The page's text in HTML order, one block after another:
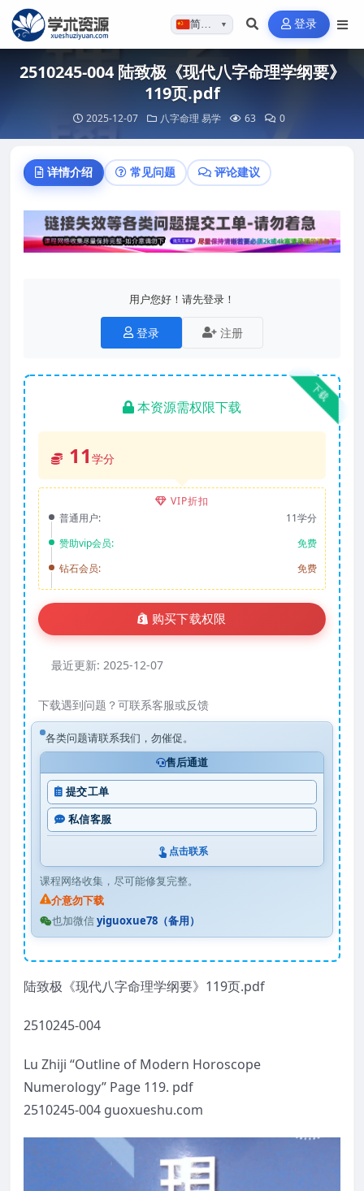
简体…▼ 登录
2510245-004 陆致极《现代八字命理学纲要》
119页.pdf
2025-12-07 八字命理 易学 63 0
详情介绍 常见问题 评论建议
用户您好！请先登录！
登录 注册
下载
本资源需权限下载
11 学分
VIP折扣
普通用户:
11学分
赞助vip会员:
免费
钻石会员:
免费
购买下载权限
最近更新: 2025-12-07
下载遇到问题？可联系客服或反馈
各类问题请联系我们，勿催促。
售后通道
提交工单
私信客服
点击联系
课程网络收集，尽可能修复完整。
介意勿下载
也加微信yiguoxue78（备用）
陆致极《现代八字命理学纲要》119页.pdf
2510245-004
Lu Zhiji “Outline of Modern Horoscope
Numerology” Page 119. pdf
2510245-004 guoxueshu.com